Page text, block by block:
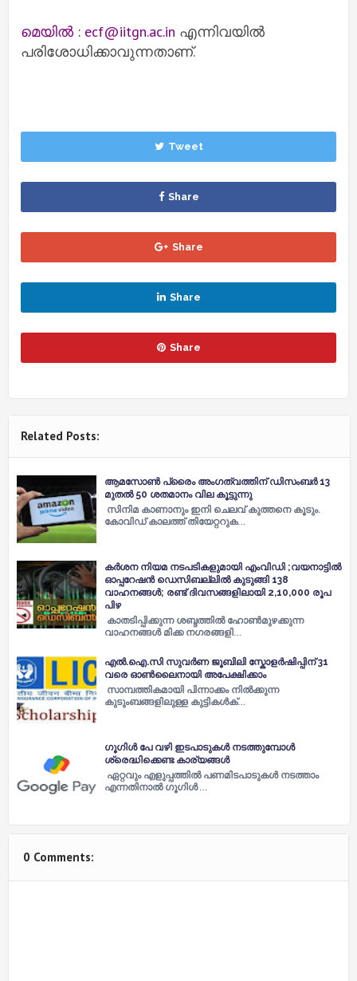
മെയിൽ : ecf@iitgn.ac.in എന്നിവയിൽ
പരിശോധിക്കാവുന്നതാണ്.
Tweet
Share
Share
Share
Share
Related Posts:
ആമസോണ്‍ പ്രൈം അംഗത്വത്തിന് ഡിസംബര്‍ 13
മുതല്‍ 50 ശതമാനം വില കൂട്ടുന്നു
സിനിമ കാണാനും ഇനി ചെലവ് കുത്തനെ കൂടും.
കോവിഡ് കാലത്ത് തിയേറ്ററുക…
കർശന നിയമ നടപടികളുമായി എംവിഡി ;വയനാട്ടിൽ
ഓപ്പറേഷൻ ഡെസിബല്ലിൽ കുടുങ്ങി 138
വാഹനങ്ങൾ; രണ്ട് ദിവസങ്ങളിലായി 2,10,000 രൂപ
പിഴ
കാതടിപ്പിക്കുന്ന ശബ്ദത്തിൽ ഹോൺമുഴക്കുന്ന
വാഹനങ്ങൾ മിക്ക നഗരങ്ങളി…
എൽ.ഐ.സി സുവർണ ജൂബിലി സ്കോളർഷിപ്പിന് 31
വരെ ഓൺലൈനായി അപേക്ഷിക്കാം
സാമ്പത്തികമായി പിന്നാക്കം നിൽക്കുന്ന
കുടുംബങ്ങളിലുള്ള കുട്ടികൾക്…
ഗൂഗിൾ പേ വഴി ഇടപാടുകള്‍ നടത്തുമ്പോള്‍
ശ്രെദ്ധിക്കെണ്ട കാര്യങ്ങൾ
ഏറ്റവും എളുപ്പത്തില്‍ പണമിടപാടുകള്‍ നടത്താം
എന്നതിനാല്‍ ഗൂഗിള്‍ …
0 Comments: